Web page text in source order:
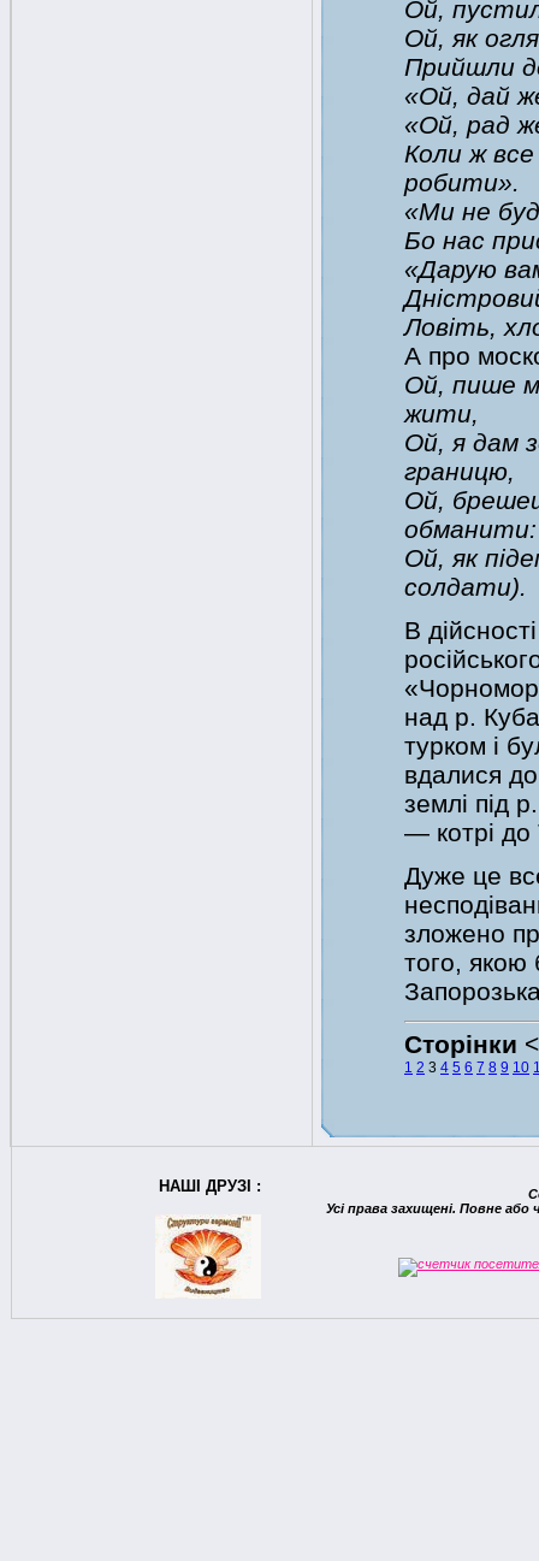
Ой,
Ой, як
Прийшли
«Ой, дай
«Ой, рад
Коли ж все
робити».
«Ми не
Бо нас
«Дарую
Ловіть,
А про
Ой, пише
жити,
Ой, я дам
границю,
Ой,
обманити:
Ой, як
солдати).
В
над р.
турком і
вдалися
землі під
— котрі до
Дуже це
зложено
того, якою
Сторінки
1 2 3 4 5 6 7 8 9 10
НАШІ ДРУЗІ :
Усі права захищені. Повне